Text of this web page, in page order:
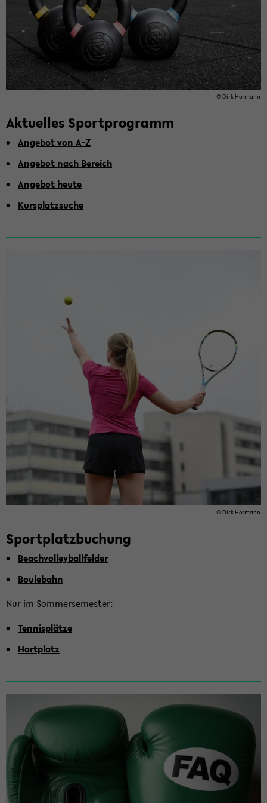
© Dirk Hor­mann
Ak­tu­el­les Sport­pro­gramm
An­ge­bot von A-Z
An­ge­bot nach Be­reich
An­ge­bot heute
Kurs­platz­su­che
© Dirk Hor­mann
Sport­platz­bu­chung
Beach­vol­ley­ball­fel­der
Bou­le­bahn
Nur im Som­mer­se­mes­ter:
Ten­nis­plät­ze
Hart­platz